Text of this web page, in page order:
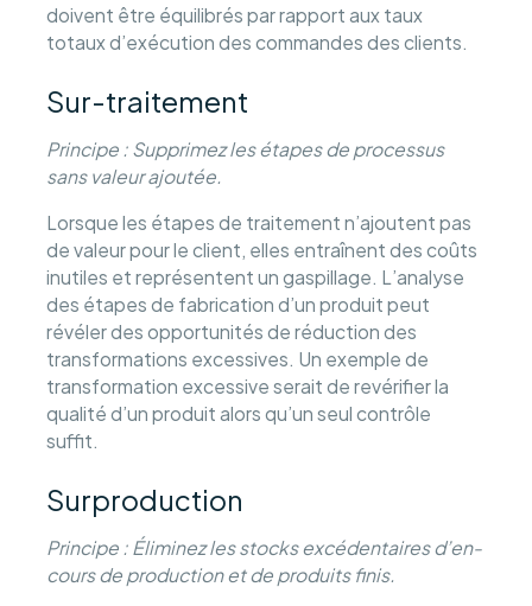
doivent être équilibrés par rapport aux taux
totaux d’exécution des commandes des clients.
Sur-traitement
Principe : Supprimez les étapes de processus
sans valeur ajoutée.
Lorsque les étapes de traitement n’ajoutent pas
de valeur pour le client, elles entraînent des coûts
inutiles et représentent un gaspillage. L’analyse
des étapes de fabrication d’un produit peut
révéler des opportunités de réduction des
transformations excessives. Un exemple de
transformation excessive serait de revérifier la
qualité d’un produit alors qu’un seul contrôle
suffit.
Surproduction
Principe : Éliminez les stocks excédentaires d’en-
cours de production et de produits finis.